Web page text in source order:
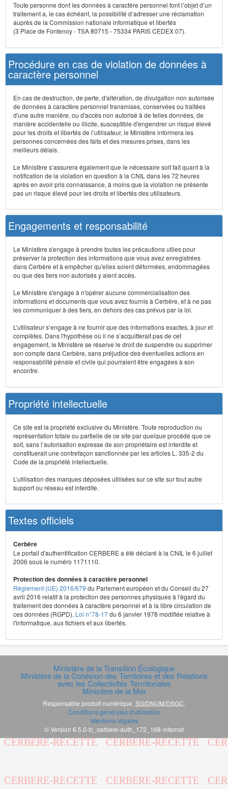
Toute personne dont les données à caractère personnel font l’objet d’un
traitement a, le cas échéant, la possibilité d’adresser une réclamation
auprès de la Commission nationale informatique et libertés
(3 Place de Fontenoy - TSA 80715 - 75334 PARIS CEDEX 07).
Procédure en cas de violation de données à
caractère personnel
En cas de destruction, de perte, d'altération, de divulgation non autorisée
de données à caractère personnel transmises, conservées ou traitées
d'une autre manière, ou d'accès non autorisé à de telles données, de
manière accidentelle ou illicite, susceptible d'engendrer un risque élevé
pour les droits et libertés de l’utilisateur, le Ministère informera les
personnes concernées des faits et des mesures prises, dans les
meilleurs délais.
Le Ministère s’assurera également que le nécessaire soit fait quant à la
notification de la violation en question à la CNIL dans les 72 heures
après en avoir pris connaissance, à moins que la violation ne présente
pas un risque élevé pour les droits et libertés des utilisateurs.
Engagements et responsabilité
Le Ministère s'engage à prendre toutes les précautions utiles pour
préserver la protection des informations que vous avez enregistrées
dans Cerbère et à empêcher qu'elles soient déformées, endommagées
ou que des tiers non autorisés y aient accès.
Le Ministère s'engage à n'opérer aucune commercialisation des
informations et documents que vous avez fournis à Cerbère, et à ne pas
les communiquer à des tiers, en dehors des cas prévus par la loi.
L’utilisateur s’engage à ne fournir que des informations exactes, à jour et
complètes. Dans l'hypothèse où il ne s’acquitterait pas de cet
engagement, le Ministère se réserve le droit de suspendre ou supprimer
son compte dans Cerbère, sans préjudice des éventuelles actions en
responsabilité pénale et civile qui pourraient être engagées à son
encontre.
Propriété intellectuelle
Ce site est la propriété exclusive du Ministère. Toute reproduction ou
représentation totale ou partielle de ce site par quelque procédé que ce
soit, sans l’autorisation expresse de son propriétaire est interdite et
constituerait une contrefaçon sanctionnée par les articles L. 335-2 du
Code de la propriété intellectuelle.
L’utilisation des marques déposées utilisées sur ce site sur tout autre
support ou réseau est interdite.
Textes officiels
Cerbère
Le portail d'authentification CERBERE a été déclaré à la CNIL le 6 juillet
2006 sous le numéro 1171110.
Protection des données à caractère personnel
Règlement (UE) 2016/679 du Parlement européen et du Conseil du 27
avril 2016 relatif à la protection des personnes physiques à l'égard du
traitement des données à caractère personnel et à la libre circulation de
ces données (RGPD). Loi n°78-17du 6 janvier 1978 modifiée relative à
l'informatique, aux fichiers et aux libertés.
Ministère de la Transition Écologique
Ministère de la Cohésion des Territoires et des Relations
avec les Collectivités Terrritoriales
Ministère de la Mer
Responsable produit numérique SG/DNUM/DSGC
Conditions générales d'utilisation
Mentions légales
© Version 6.5.0-tc_cerbere-auth_172_168-internet